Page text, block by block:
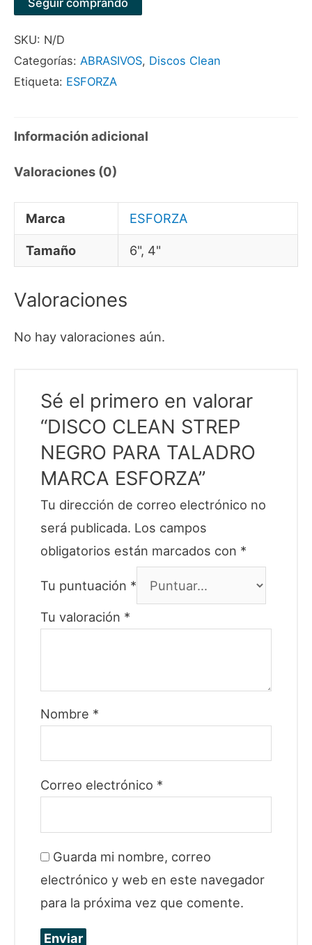
Seguir comprando
SKU: N/D
Categorías: ABRASIVOS, Discos Clean
Etiqueta: ESFORZA
Información adicional
Valoraciones (0)
Marca ESFORZA
Tamaño 6", 4"
Valoraciones
No hay valoraciones aún.
Sé el primero en valorar
“DISCO CLEAN STREP
NEGRO PARA TALADRO
MARCA ESFORZA”
Tu dirección de correo electrónico no
será publicada. Los campos
obligatorios están marcados con *
Tu puntuación *
Tu valoración *
Nombre *
Correo electrónico *
Guarda mi nombre, correo
electrónico y web en este navegador
para la próxima vez que comente.